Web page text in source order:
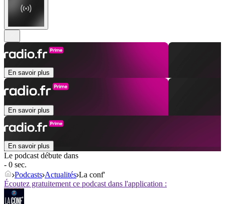
En savoir plus
En savoir plus
En savoir plus
Le podcast débute dans
- 0 sec.
Podcasts Actualités La conf'
Écoutez gratuitement ce podcast dans l'application :